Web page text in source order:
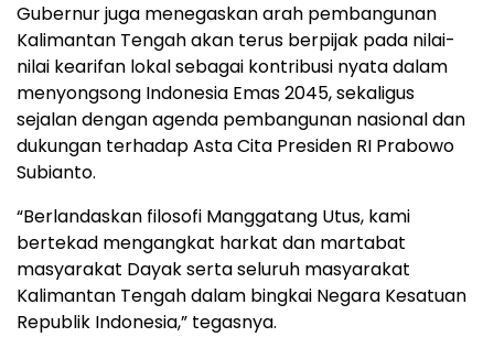
Gubernur juga menegaskan arah pembangunan
Kalimantan Tengah akan terus berpijak pada nilai-
nilai kearifan lokal sebagai kontribusi nyata dalam
menyongsong Indonesia Emas 2045, sekaligus
sejalan dengan agenda pembangunan nasional dan
dukungan terhadap Asta Cita Presiden RI Prabowo
Subianto.
“Berlandaskan filosofi Manggatang Utus, kami
bertekad mengangkat harkat dan martabat
masyarakat Dayak serta seluruh masyarakat
Kalimantan Tengah dalam bingkai Negara Kesatuan
Republik Indonesia,” tegasnya.